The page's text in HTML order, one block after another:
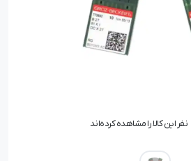
نفر این کالا را مشاهده کرده‌اند